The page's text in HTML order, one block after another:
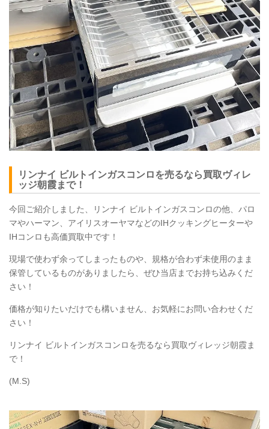
リンナイ ビルトインガスコンロを売るなら買取ヴィレ
ッジ朝霞まで！
今回ご紹介しました、リンナイ ビルトインガスコンロの他、パロ
マやハーマン、アイリスオーヤマなどのIHクッキングヒーターや
IHコンロも高価買取中です！
現場で使わず余ってしまったものや、規格が合わず未使用のまま
保管しているものがありましたら、ぜひ当店までお持ち込みくだ
さい！
価格が知りたいだけでも構いません、お気軽にお問い合わせくだ
さい！
リンナイ ビルトインガスコンロを売るなら買取ヴィレッジ朝霞ま
で！
(M.S)